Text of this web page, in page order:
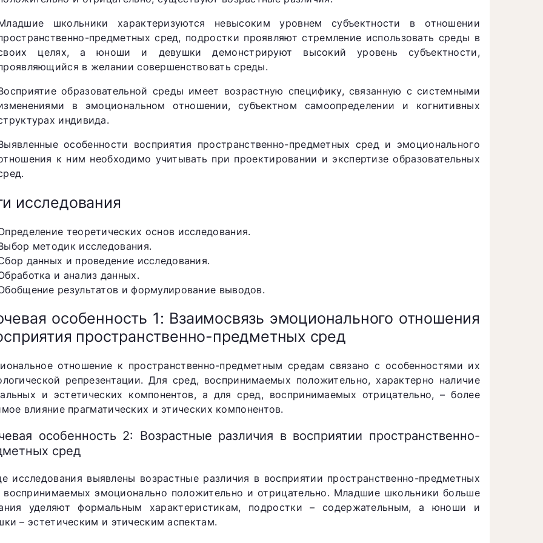
школьники характеризуются невысоким уровнем субъектности в отношении
предметных сред, подростки проявляют стремление использовать среды в
целях, а юноши и девушки демонстрируют высокий уровень субъектности,
в желании совершенствовать среды.
образовательной среды имеет возрастную специфику, связанную с системными
в эмоциональном отношении, субъектном самоопределении и когнитивных
индивида.
особенности восприятия пространственно-предметных сред и эмоционального
к ним необходимо учитывать при проектировании и экспертизе образовательных
исследования
теоретических основ исследования.
методик исследования.
данных и проведение исследования.
и анализ данных.
результатов и формулирование выводов.
особенность 1: Взаимосвязь эмоционального отношения
пространственно-предметных сред
отношение к пространственно-предметным средам связано с особенностями их
репрезентации. Для сред, воспринимаемых положительно, характерно наличие
и эстетических компонентов, а для сред, воспринимаемых отрицательно, – более
влияние прагматических и этических компонентов.
особенность 2: Возрастные различия в восприятии пространственно-
сред
исследования выявлены возрастные различия в восприятии пространственно-предметных
воспринимаемых эмоционально положительно и отрицательно. Младшие школьники больше
уделяют формальным характеристикам, подростки – содержательным, а юноши и
– эстетическим и этическим аспектам.